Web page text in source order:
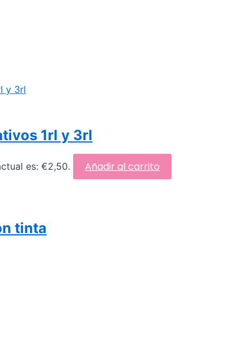
1rl y 3rl
es: €2,50. Añadir al carrito
tinta